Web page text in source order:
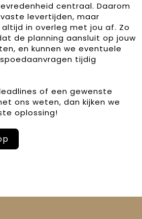
centraal. Daarom
levertijden, maar
in overleg met jou af. Zo
de planning aansluit op jouw
en kunnen we eventuele
tijdig
of een gewenste
ons weten, dan kijken we
oplossing!